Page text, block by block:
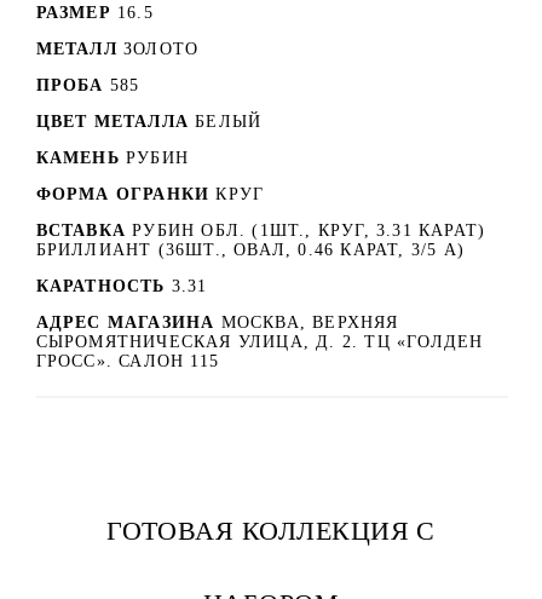
РАЗМЕР 16.5
МЕТАЛЛ ЗОЛОТО
ПРОБА 585
ЦВЕТ МЕТАЛЛА БЕЛЫЙ
КАМЕНЬ РУБИН
ФОРМА ОГРАНКИ КРУГ
ВСТАВКА РУБИН ОБЛ. (1ШТ., КРУГ, 3.31 КАРАТ)
БРИЛЛИАНТ (36ШТ., ОВАЛ, 0.46 КАРАТ, 3/5 А)
КАРАТНОСТЬ 3.31
АДРЕС МАГАЗИНА МОСКВА, ВЕРХНЯЯ
СЫРОМЯТНИЧЕСКАЯ УЛИЦА, Д. 2. ТЦ «ГОЛДЕН
ГРОСС». САЛОН 115
ГОТОВАЯ КОЛЛЕКЦИЯ С